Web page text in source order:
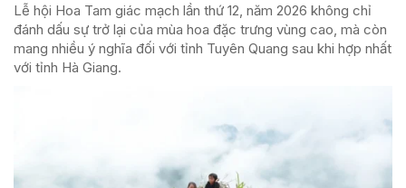
Lễ hội Hoa Tam giác mạch lần thứ 12, năm 2026 không chỉ
đánh dấu sự trở lại của mùa hoa đặc trưng vùng cao, mà còn
mang nhiều ý nghĩa đối với tỉnh Tuyên Quang sau khi hợp nhất
với tỉnh Hà Giang.